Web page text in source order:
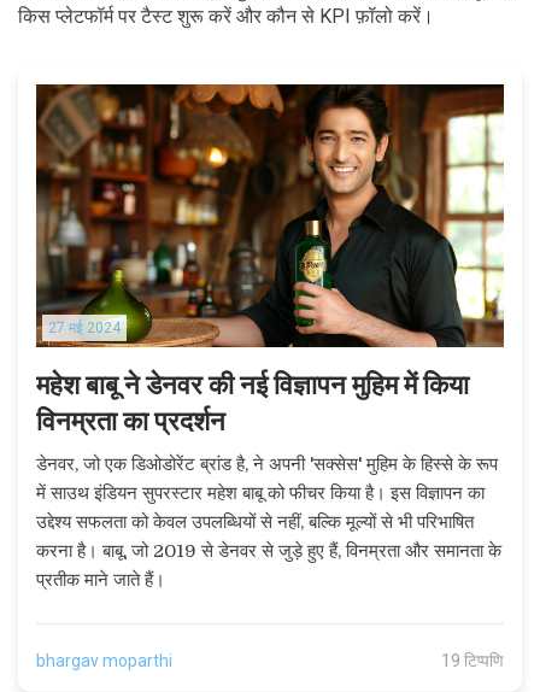
किस प्लेटफॉर्म पर टैस्ट शुरू करें और कौन से KPI फ़ॉलो करें।
27 मई 2024
महेश बाबू ने डेनवर की नई विज्ञापन मुहिम में किया
विनम्रता का प्रदर्शन
डेनवर, जो एक डिओडोरेंट ब्रांड है, ने अपनी 'सक्सेस' मुहिम के हिस्से के रूप
में साउथ इंडियन सुपरस्टार महेश बाबू को फीचर किया है। इस विज्ञापन का
उद्देश्य सफलता को केवल उपलब्धियों से नहीं, बल्कि मूल्यों से भी परिभाषित
करना है। बाबू, जो 2019 से डेनवर से जुड़े हुए हैं, विनम्रता और समानता के
प्रतीक माने जाते हैं।
bhargav moparthi 19 टिप्पणि